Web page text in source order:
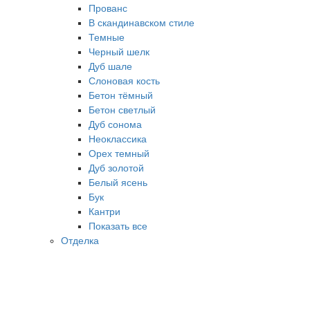
Прованс
В скандинавском стиле
Темные
Черный шелк
Дуб шале
Слоновая кость
Бетон тёмный
Бетон светлый
Дуб сонома
Неоклассика
Орех темный
Дуб золотой
Белый ясень
Бук
Кантри
Показать все
Отделка